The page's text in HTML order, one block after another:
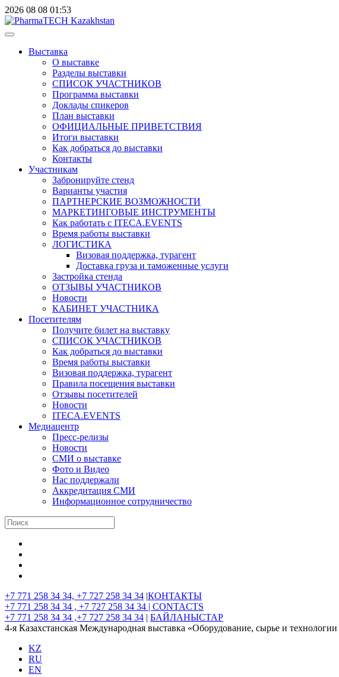
2026 08 08 01:53
Выставка
О выставке
Разделы выставки
СПИСОК УЧАСТНИКОВ
Программа выставки
Доклады спикеров
План выставки
ОФИЦИАЛЬНЫЕ ПРИВЕТСТВИЯ
Итоги выставки
Как добраться до выставки
Контакты
Участникам
Забронируйте стенд
Варианты участия
ПАРТНЕРСКИЕ ВОЗМОЖНОСТИ
МАРКЕТИНГОВЫЕ ИНСТРУМЕНТЫ
Как работать с ITECA.EVENTS
Время работы выставки
ЛОГИСТИКА
Визовая поддержка, турагент
Доставка груза и таможенные услуги
Застройка стенда
ОТЗЫВЫ УЧАСТНИКОВ
Новости
КАБИНЕТ УЧАСТНИКА
Посетителям
Получите билет на выставку
СПИСОК УЧАСТНИКОВ
Как добраться до выставки
Время работы выставки
Визовая поддержка, турагент
Правила посещения выставки
Отзывы посетителей
Новости
ITECA.EVENTS
Медиацентр
Пресс-релизы
Новости
СМИ о выставке
Фото и Видео
Нас поддержали
Аккредитация СМИ
Информационное сотрудничество
+7 771 258 34 34, +7 727 258 34 34 |КОНТАКТЫ
+7 771 258 34 34 , +7 727 258 34 34 | CONTACTS
+7 771 258 34 34 ,+7 727 258 34 34 | БАЙЛАНЫСТАР
4-я Казахстанская Международная выставка «Оборудование, сырье и
KZ
RU
EN